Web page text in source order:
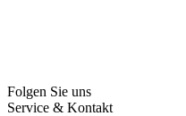
Folgen Sie uns
Service & Kontakt